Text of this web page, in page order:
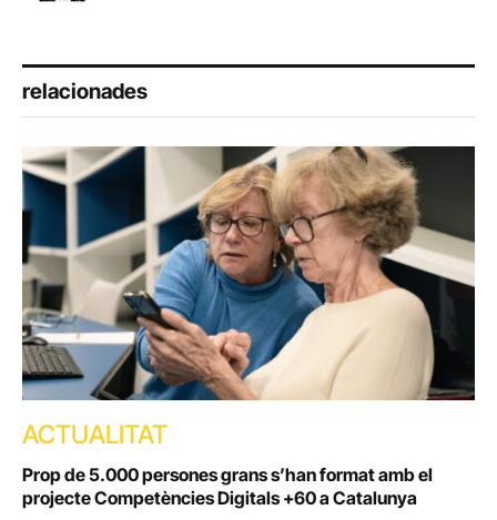
relacionades
ACTUALITAT
Prop de 5.000 persones grans s’han format amb el
projecte Competències Digitals +60 a Catalunya